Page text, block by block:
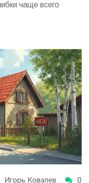
чаще всего
Игорь Ковалев 0